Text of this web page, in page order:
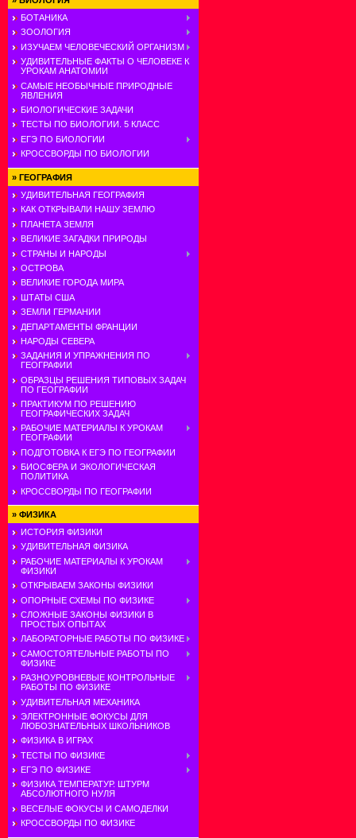
БОТАНИКА
ЗООЛОГИЯ
ИЗУЧАЕМ ЧЕЛОВЕЧЕСКИЙ ОРГАНИЗМ
УДИВИТЕЛЬНЫЕ ФАКТЫ О ЧЕЛОВЕКЕ К
УРОКАМ АНАТОМИИ
САМЫЕ НЕОБЫЧНЫЕ ПРИРОДНЫЕ
ЯВЛЕНИЯ
БИОЛОГИЧЕСКИЕ ЗАДАЧИ
ТЕСТЫ ПО БИОЛОГИИ. 5 КЛАСС
ЕГЭ ПО БИОЛОГИИ
КРОССВОРДЫ ПО БИОЛОГИИ
» ГЕОГРАФИЯ
УДИВИТЕЛЬНАЯ ГЕОГРАФИЯ
КАК ОТКРЫВАЛИ НАШУ ЗЕМЛЮ
ПЛАНЕТА ЗЕМЛЯ
ВЕЛИКИЕ ЗАГАДКИ ПРИРОДЫ
СТРАНЫ И НАРОДЫ
ОСТРОВА
ВЕЛИКИЕ ГОРОДА МИРА
ШТАТЫ США
ЗЕМЛИ ГЕРМАНИИ
ДЕПАРТАМЕНТЫ ФРАНЦИИ
НАРОДЫ СЕВЕРА
ЗАДАНИЯ И УПРАЖНЕНИЯ ПО
ГЕОГРАФИИ
ОБРАЗЦЫ РЕШЕНИЯ ТИПОВЫХ ЗАДАЧ
ПО ГЕОГРАФИИ
ПРАКТИКУМ ПО РЕШЕНИЮ
ГЕОГРАФИЧЕСКИХ ЗАДАЧ
РАБОЧИЕ МАТЕРИАЛЫ К УРОКАМ
ГЕОГРАФИИ
ПОДГОТОВКА К ЕГЭ ПО ГЕОГРАФИИ
БИОСФЕРА И ЭКОЛОГИЧЕСКАЯ
ПОЛИТИКА
КРОССВОРДЫ ПО ГЕОГРАФИИ
» ФИЗИКА
ИСТОРИЯ ФИЗИКИ
УДИВИТЕЛЬНАЯ ФИЗИКА
РАБОЧИЕ МАТЕРИАЛЫ К УРОКАМ
ФИЗИКИ
ОТКРЫВАЕМ ЗАКОНЫ ФИЗИКИ
ОПОРНЫЕ СХЕМЫ ПО ФИЗИКЕ
СЛОЖНЫЕ ЗАКОНЫ ФИЗИКИ В
ПРОСТЫХ ОПЫТАХ
ЛАБОРАТОРНЫЕ РАБОТЫ ПО ФИЗИКЕ
САМОСТОЯТЕЛЬНЫЕ РАБОТЫ ПО
ФИЗИКЕ
РАЗНОУРОВНЕВЫЕ КОНТРОЛЬНЫЕ
РАБОТЫ ПО ФИЗИКЕ
УДИВИТЕЛЬНАЯ МЕХАНИКА
ЭЛЕКТРОННЫЕ ФОКУСЫ ДЛЯ
ЛЮБОЗНАТЕЛЬНЫХ ШКОЛЬНИКОВ
ФИЗИКА В ИГРАХ
ТЕСТЫ ПО ФИЗИКЕ
ЕГЭ ПО ФИЗИКЕ
ФИЗИКА ТЕМПЕРАТУР. ШТУРМ
АБСОЛЮТНОГО НУЛЯ
ВЕСЕЛЫЕ ФОКУСЫ И САМОДЕЛКИ
КРОССВОРДЫ ПО ФИЗИКЕ